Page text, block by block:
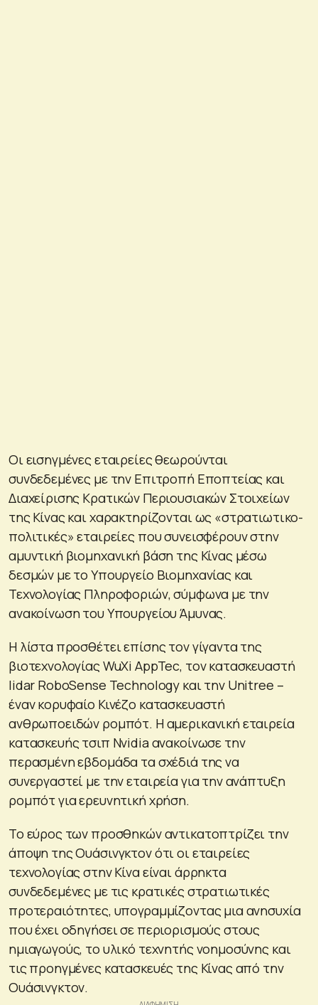
Οι εισηγμένες εταιρείες θεωρούνται
συνδεδεμένες με την Επιτροπή Εποπτείας και
Διαχείρισης Κρατικών Περιουσιακών Στοιχείων
της Κίνας και χαρακτηρίζονται ως «στρατιωτικο-
πολιτικές» εταιρείες που συνεισφέρουν στην
αμυντική βιομηχανική βάση της Κίνας μέσω
δεσμών με το Υπουργείο Βιομηχανίας και
Τεχνολογίας Πληροφοριών, σύμφωνα με την
ανακοίνωση του Υπουργείου Άμυνας.
Η λίστα προσθέτει επίσης τον γίγαντα της
βιοτεχνολογίας WuXi AppTec, τον κατασκευαστή
lidar RoboSense Technology και την Unitree –
έναν κορυφαίο Κινέζο κατασκευαστή
ανθρωποειδών ρομπότ. Η αμερικανική εταιρεία
κατασκευής τσιπ Nvidia ανακοίνωσε την
περασμένη εβδομάδα τα σχέδιά της να
συνεργαστεί με την εταιρεία για την ανάπτυξη
ρομπότ για ερευνητική χρήση.
Το εύρος των προσθηκών αντικατοπτρίζει την
άποψη της Ουάσινγκτον ότι οι εταιρείες
τεχνολογίας στην Κίνα είναι άρρηκτα
συνδεδεμένες με τις κρατικές στρατιωτικές
προτεραιότητες, υπογραμμίζοντας μια ανησυχία
που έχει οδηγήσει σε περιορισμούς στους
ημιαγωγούς, το υλικό τεχνητής νοημοσύνης και
τις προηγμένες κατασκευές της Κίνας από την
Ουάσινγκτον.